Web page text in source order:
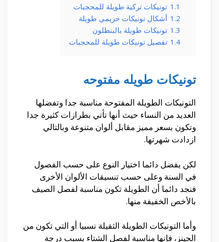
1.1 تونيكات تركية طويلة للمحجبات
1.2 أشكال تونيكات حريمي طويلة
1.3 تونيكات طويلة بالبنطلون
1.4 تفصيل تونيكات طويلة للمحجبات
تونيكات طويله مفتوحه
التونيكات الطويلة المفتوحة مناسبة جدا وتفضلها
العديد من النساء حيث أنها تأتي بطرازات كثيرة جدا
وتكون بسعر مميز مقابل ألوان متنوعة وبالتالي
ازدادت شهرتها.
لكن يفضل دائما اختيار النوع على حسب الفصول
في السنة وعلى حسب تنسيقات الألوان الأخرى
فنجد دائما أن الطويلة تكون مناسبة لفصل الصيف
بالأخص الخفيفة منها.
وأما التونيكات الطويلة الثقيلة نسبيا أو التي تكون من
الجينز، فإنها مناسبة لفصل الشتاء بسبب درجة